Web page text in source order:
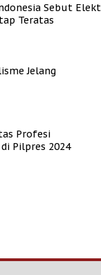
Sebut
Teratas
Jelang
Profesi
Pilpres 2024